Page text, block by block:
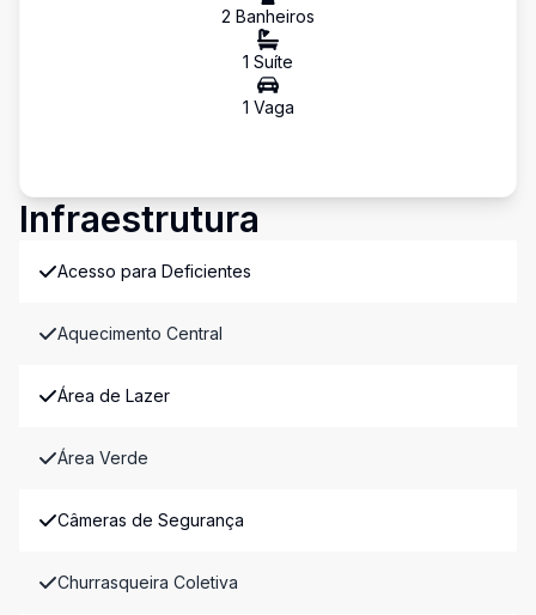
2 Banheiros
1 Suíte
1 Vaga
Infraestrutura
Acesso para Deficientes
Aquecimento Central
Área de Lazer
Área Verde
Câmeras de Segurança
Churrasqueira Coletiva